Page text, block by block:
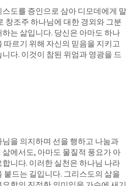
도를 증인으로 삼아 디모데에게 말
창조주 하나님에 대한 경외와 그분
는 삶입니다. 당신은 아마도 하나
르기 위해 자신의 믿음을 지키고
다. 이것이 참된 위엄과 영광을 드
을 의지하며 선을 행하고 나눔과
에서도, 아마도 물질적 풍요가 아
니다. 이러한 실천은 하나님 나라
드는 길입니다. 그리스도의 삶을